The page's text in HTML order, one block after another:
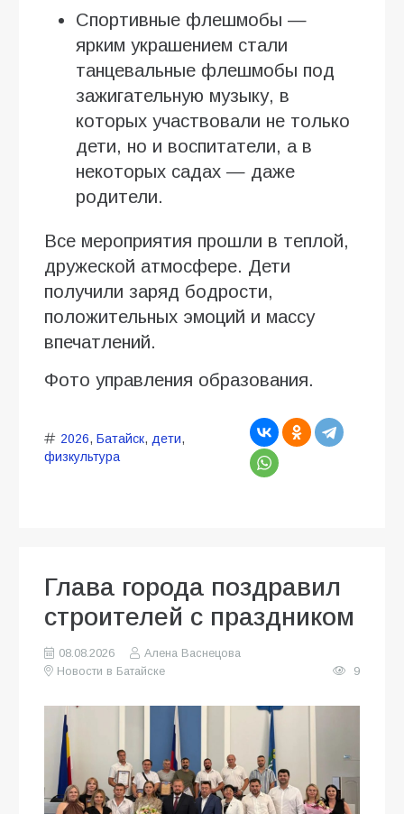
Спортивные флешмобы —
ярким украшением стали
танцевальные флешмобы под
зажигательную музыку, в
которых участвовали не только
дети, но и воспитатели, а в
некоторых садах — даже
родители.
Все мероприятия прошли в теплой,
дружеской атмосфере. Дети
получили заряд бодрости,
положительных эмоций и массу
впечатлений.
Фото управления образования.
2026, Батайск, дети,
физкультура
Глава города поздравил
строителей с праздником
08.08.2026
Алена Васнецова
Новости в Батайске
9